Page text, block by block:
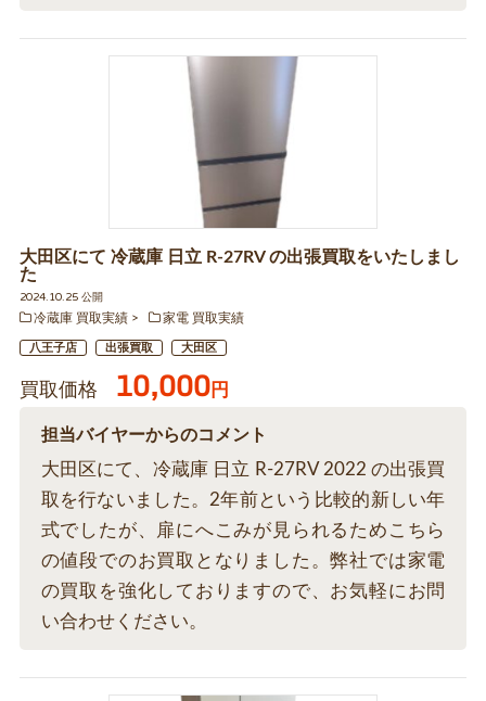
大田区にて 冷蔵庫 日立 R-27RV の出張買取をいたしまし
た
2024.10.25 公開
冷蔵庫 買取実績
家電 買取実績
八王子店 出張買取 大田区
買取価格 10,000円
担当バイヤーからのコメント
大田区にて、冷蔵庫 日立 R-27RV 2022 の出張買
取を行ないました。2年前という比較的新しい年
式でしたが、扉にへこみが見られるためこちら
の値段でのお買取となりました。弊社では家電
の買取を強化しておりますので、お気軽にお問
い合わせください。